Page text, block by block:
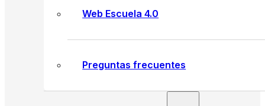
Web Escuela 4.0
Preguntas frecuentes